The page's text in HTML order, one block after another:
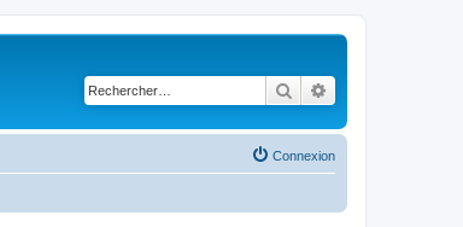
Rechercher
Connexion